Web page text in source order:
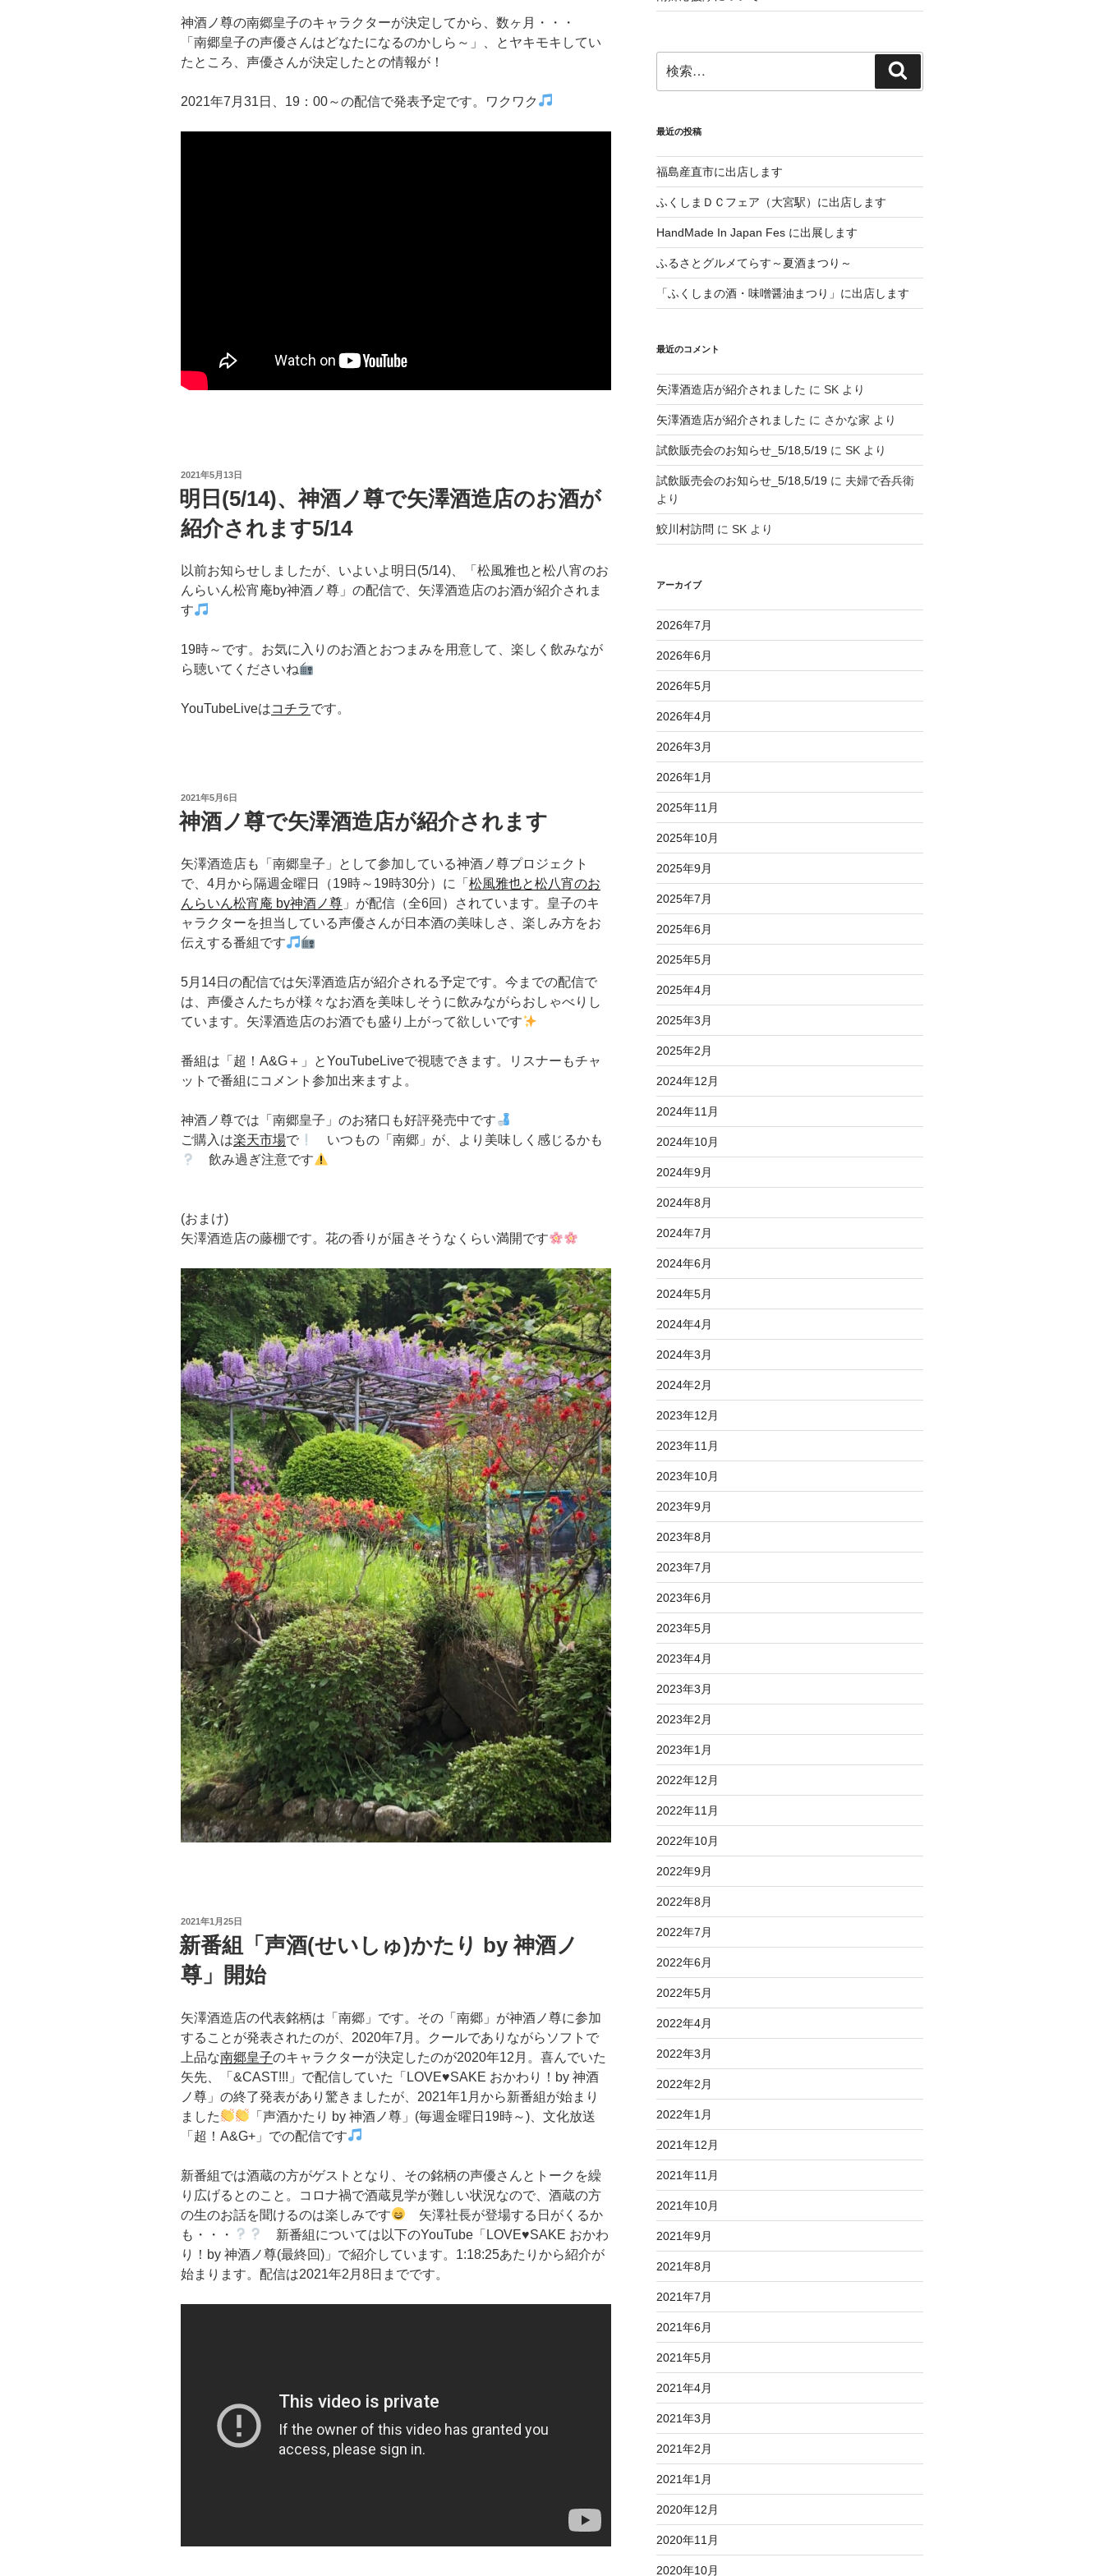
神酒ノ尊の南郷皇子のキャラクターが決定してから、数ヶ月・・・
「南郷皇子の声優さんはどなたになるのかしら～」、とヤキモキしてい
たところ、声優さんが決定したとの情報が！
2021年7月31日、19：00～の配信で発表予定です。ワクワク
投
稿
日:
2021年5月13日
明日(5/14)、神酒ノ尊で矢澤酒造店のお酒が
紹介されます5/14
以前お知らせしましたが、いよいよ明日(5/14)、「松風雅也と松八宵のお
んらいん松宵庵by神酒ノ尊」の配信で、矢澤酒造店のお酒が紹介されま
す
19時～です。お気に入りのお酒とおつまみを用意して、楽しく飲みなが
ら聴いてくださいね
YouTubeLiveはコチラです。
投
稿
日:
2021年5月6日
神酒ノ尊で矢澤酒造店が紹介されます
矢澤酒造店も「南郷皇子」として参加している神酒ノ尊プロジェクト
で、4月から隔週金曜日（19時～19時30分）に「 松風雅也と松八宵のお
んらいん松宵庵 by神酒ノ尊 」が配信（全6回）されています。皇子のキ
ャラクターを担当している声優さんが日本酒の美味しさ、楽しみ方をお
伝えする番組です
5月14日の配信では矢澤酒造店が紹介される予定です。今までの配信で
は、声優さんたちが様々なお酒を美味しそうに飲みながらおしゃべりし
ています。矢澤酒造店のお酒でも盛り上がって欲しいです
番組は「超！A&G＋」とYouTubeLiveで視聴できます。リスナーもチャ
ットで番組にコメント参加出来ますよ。
神酒ノ尊では「南郷皇子」のお猪口も好評発売中です
ご購入は楽天市場で
いつもの「南郷」が、より美味しく感じるかも
飲み過ぎ注意です
(おまけ)
矢澤酒造店の藤棚です。花の香りが届きそうなくらい満開です
投
稿
日:
2021年1月25日
新番組「声酒(せいしゅ)かたり by 神酒ノ
尊」開始
矢澤酒造店の代表銘柄は「南郷」です。その「南郷」が神酒ノ尊に参加
することが発表されたのが、2020年7月。クールでありながらソフトで
上品な南郷皇子のキャラクターが決定したのが2020年12月。喜んでいた
矢先、「&CAST!!!」で配信していた「LOVE♥SAKE おかわり！by 神酒
ノ尊」の終了発表があり驚きましたが、2021年1月から新番組が始まり
ました
「声酒かたり by 神酒ノ尊」(毎週金曜日19時～)、文化放送
「超！A&G+」での配信です
新番組では酒蔵の方がゲストとなり、その銘柄の声優さんとトークを繰
り広げるとのこと。コロナ禍で酒蔵見学が難しい状況なので、酒蔵の方
の生のお話を聞けるのは楽しみです
矢澤社長が登場する日がくるか
も・・・
新番組については以下のYouTube「LOVE♥SAKE おかわ
り！by 神酒ノ尊(最終回)」で紹介しています。1:18:25あたりから紹介が
始まります。配信は2021年2月8日までです。
索:
索
最近の投稿
福島産直市に出店します
ふくしまＤＣフェア（大宮駅）に出店します
HandMade In Japan Fes に出展します
ふるさとグルメてらす～夏酒まつり～
「ふくしまの酒・味噌醤油まつり」に出店します
最近のコメント
矢澤酒造店が紹介されました に SKより
矢澤酒造店が紹介されました に さかな家 より
試飲販売会のお知らせ_5/18,5/19に SKより
試飲販売会のお知らせ_5/18,5/19に 夫婦で呑兵衛
より
鮫川村訪問 に SKより
アーカイブ
2026年7月
2026年6月
2026年5月
2026年4月
2026年3月
2026年1月
2025年11月
2025年10月
2025年9月
2025年7月
2025年6月
2025年5月
2025年4月
2025年3月
2025年2月
2024年12月
2024年11月
2024年10月
2024年9月
2024年8月
2024年7月
2024年6月
2024年5月
2024年4月
2024年3月
2024年2月
2023年12月
2023年11月
2023年10月
2023年9月
2023年8月
2023年7月
2023年6月
2023年5月
2023年4月
2023年3月
2023年2月
2023年1月
2022年12月
2022年11月
2022年10月
2022年9月
2022年8月
2022年7月
2022年6月
2022年5月
2022年4月
2022年3月
2022年2月
2022年1月
2021年12月
2021年11月
2021年10月
2021年9月
2021年8月
2021年7月
2021年6月
2021年5月
2021年4月
2021年3月
2021年2月
2021年1月
2020年12月
2020年11月
2020年10月